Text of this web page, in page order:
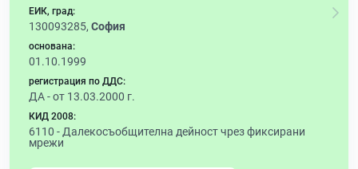
ЕИК, град:
130093285, София
основана:
01.10.1999
регистрация по ДДС:
ДА - от 13.03.2000 г.
КИД 2008:
6110 - Далекосъобщителна дейност чрез фиксирани
мрежи